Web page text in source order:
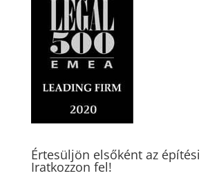
Értesüljön elsőként az
Iratkozzon fel!